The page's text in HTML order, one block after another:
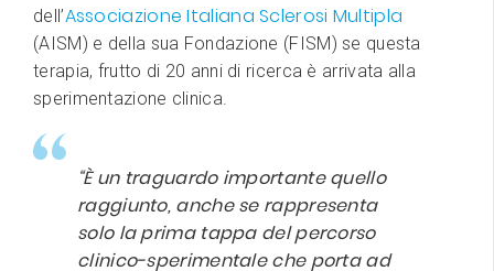
dell’Associazione Italiana Sclerosi Multipla
(AISM) e della sua Fondazione (FISM) se questa
terapia, frutto di 20 anni di ricerca è arrivata alla
sperimentazione clinica.
“È un traguardo importante quello
raggiunto, anche se rappresenta
solo la prima tappa del percorso
clinico-sperimentale che porta ad